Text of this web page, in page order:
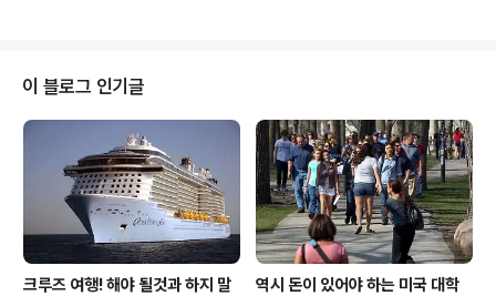
게 다가갑니다.... 내용은 필자가 미국서 27년을 살면서 아
리를 키우고 교육을 시키며 좌층우돌 하면서 얻은 지식을
우리 모두와 함께 하는 그런 방송입니다. 여러분도 참여를
할수있습니다. 인터넷의 발전으로 우리는 많은 정보를 공
유하게 되었습니다..... 많은 전문가가 활동을 하고 있습니
다.... 그러나 전문가가 많은 대..
이 블로그 인기글
크루즈 여행! 해야 될것과 하지 말
역시 돈이 있어야 하는 미국 대학